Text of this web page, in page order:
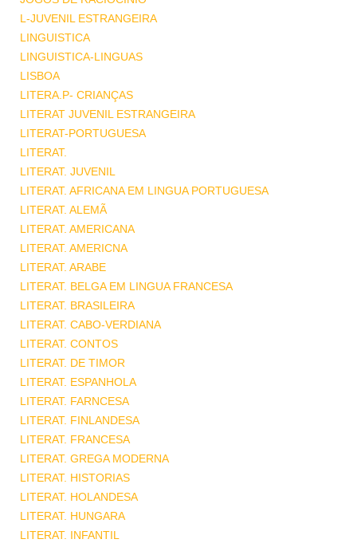
L-JUVENIL ESTRANGEIRA
LINGUISTICA
LINGUISTICA-LINGUAS
LISBOA
LITERA.P- CRIANÇAS
LITERAT JUVENIL ESTRANGEIRA
LITERAT-PORTUGUESA
LITERAT.
LITERAT. JUVENIL
LITERAT. AFRICANA EM LINGUA PORTUGUESA
LITERAT. ALEMÃ
LITERAT. AMERICANA
LITERAT. AMERICNA
LITERAT. ARABE
LITERAT. BELGA EM LINGUA FRANCESA
LITERAT. BRASILEIRA
LITERAT. CABO-VERDIANA
LITERAT. CONTOS
LITERAT. DE TIMOR
LITERAT. ESPANHOLA
LITERAT. FARNCESA
LITERAT. FINLANDESA
LITERAT. FRANCESA
LITERAT. GREGA MODERNA
LITERAT. HISTORIAS
LITERAT. HOLANDESA
LITERAT. HUNGARA
LITERAT. INFANTIL